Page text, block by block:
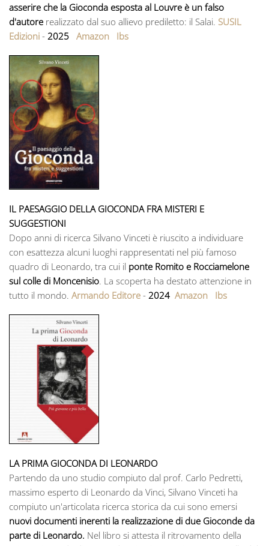
asserire che la Gioconda esposta al Louvre è un falso
d'autore realizzato dal suo allievo prediletto: il Salai. SUSIL
Edizioni - 2025 Amazon Ibs
IL PAESAGGIO DELLA GIOCONDA FRA MISTERI E
SUGGESTIONI
Dopo anni di ricerca Silvano Vinceti è riuscito a individuare
con esattezza alcuni luoghi rappresentati nel più famoso
quadro di Leonardo, tra cui il ponte Romito e Rocciamelone
sul colle di Moncenisio. La scoperta ha destato attenzione in
tutto il mondo. Armando Editore - 2024 Amazon Ibs
LA PRIMA GIOCONDA DI LEONARDO
Partendo da uno studio compiuto dal prof. Carlo Pedretti,
massimo esperto di Leonardo da Vinci, Silvano Vinceti ha
compiuto un'articolata ricerca storica da cui sono emersi
nuovi documenti inerenti la realizzazione di due Gioconde da
parte di Leonardo. Nel libro si attesta il ritrovamento della